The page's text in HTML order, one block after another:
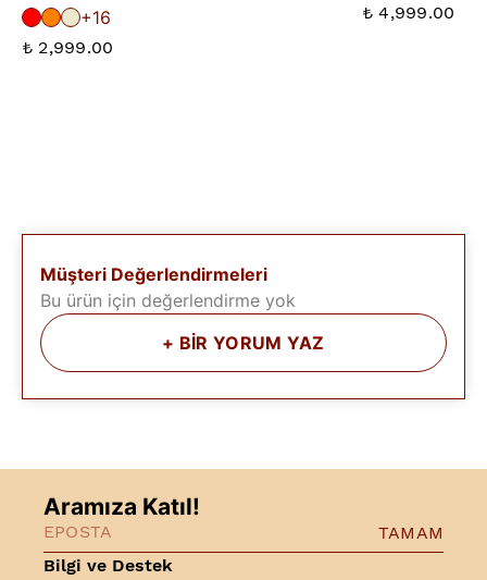
+16
₺ 2,999.00
₺ 4,999.00
Müşteri Değerlendirmeleri
Bu ürün için değerlendirme yok
+ BİR YORUM YAZ
Bilgi ve Destek
Aramıza Katıl!
TAMAM